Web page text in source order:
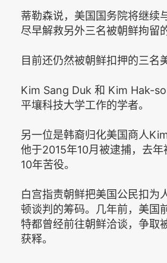
蒂勒森说，美国国务院将继续
尽早解救另外三名被朝鲜拘留
目前还仍然被朝鲜扣押的三名
Kim Sang Duk 和 Kim Hak-
平壤科技大学工作的学者。
另一位是韩裔归化美国商人
他于2015年10月被逮捕，去年
10年苦役。
白宫指责朝鲜把美国公民扣为
顿谈判的筹码。几年前，美国
特都曾经前往朝鲜洽谈，争取
获释。